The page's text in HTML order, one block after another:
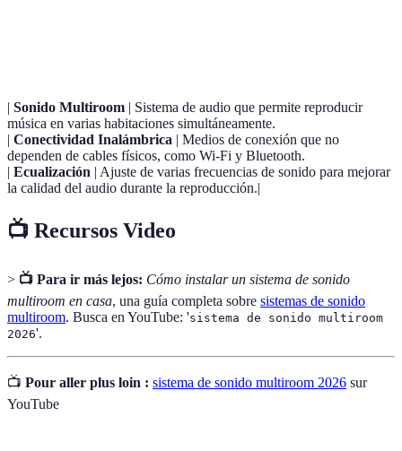
| Sonido Multiroom | Sistema de audio que permite reproducir
música en varias habitaciones simultáneamente.
| Conectividad Inalámbrica | Medios de conexión que no
dependen de cables físicos, como Wi-Fi y Bluetooth.
| Ecualización | Ajuste de varias frecuencias de sonido para mejorar
la calidad del audio durante la reproducción.|
📺 Recursos Video
> 📺 Para ir más lejos: Cómo instalar un sistema de sonido
multiroom en casa, una guía completa sobre sistemas de sonido
multiroom. Busca en YouTube: 'sistema de sonido multiroom
2026'.
📺 Pour aller plus loin : sistema de sonido multiroom 2026 sur
YouTube